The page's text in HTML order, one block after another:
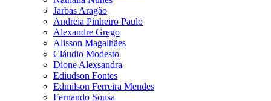
Jarbas Aragão
Andreia Pinheiro Paulo
Alexandre Grego
Alisson Magalhães
Cláudio Modesto
Dione Alexsandra
Ediudson Fontes
Edmilson Ferreira Mendes
Fernando Sousa